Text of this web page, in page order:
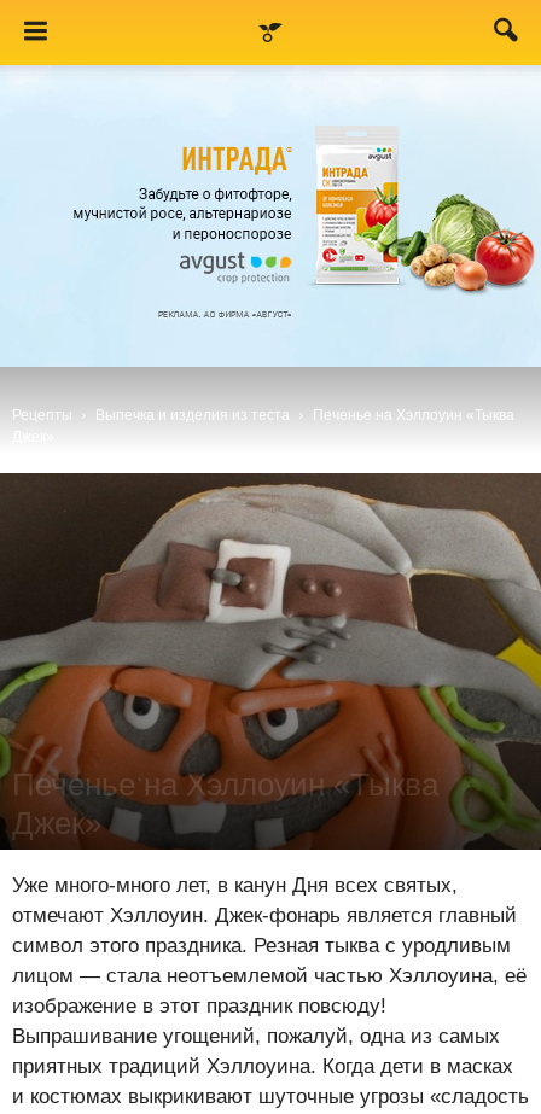
Рецепты Выпечка и изделия из теста
Печенье на Хэллоуин «Тыква
Печенье на Хэллоуин «Тыква
Джек»
Уже много-много лет, в канун Дня всех святых,
отмечают Хэллоуин. Джек-фонарь является главный
символ этого праздника. Резная тыква с уродливым
лицом — стала неотъемлемой частью Хэллоуина, её
изображение в этот праздник повсюду!
Выпрашивание угощений, пожалуй, одна из самых
приятных традиций Хэллоуина. Когда дети в масках
и костюмах выкрикивают шуточные угрозы «сладость